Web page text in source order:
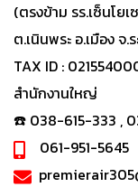
(ตรงข้าม รร.เซ็นโยเ
ต.เนินพระ อ.เมือง จ.
TAX ID :
สำนักงานใหญ่
☎️ 038-615-333 ,
061-951-5645